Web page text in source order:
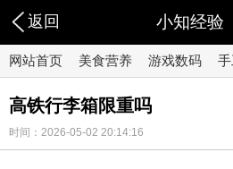
返回 小知经验
网站首页 美食营养 游戏数码
高铁行李箱限重吗
时间：2026-05-02 20:14:16